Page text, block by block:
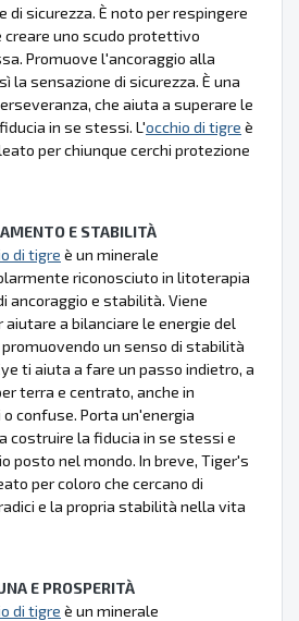
sicurezza. È noto per respingere
creare uno scudo protettivo
Promuove l'ancoraggio alla
la sensazione di sicurezza. È una
che aiuta a superare le
in se stessi. L'occhio di tigre è
per chiunque cerchi protezione
E STABILITÀ
di tigre è un minerale
riconosciuto in litoterapia
ancoraggio e stabilità. Viene
a bilanciare le energie del
un senso di stabilità
ti aiuta a fare un passo indietro, a
terra e centrato, anche in
confuse. Porta un'energia
costruire la fiducia in se stessi e
posto nel mondo. In breve, Tiger's
per coloro che cercano di
e la propria stabilità nella vita
E PROSPERITÀ
di tigre è un minerale